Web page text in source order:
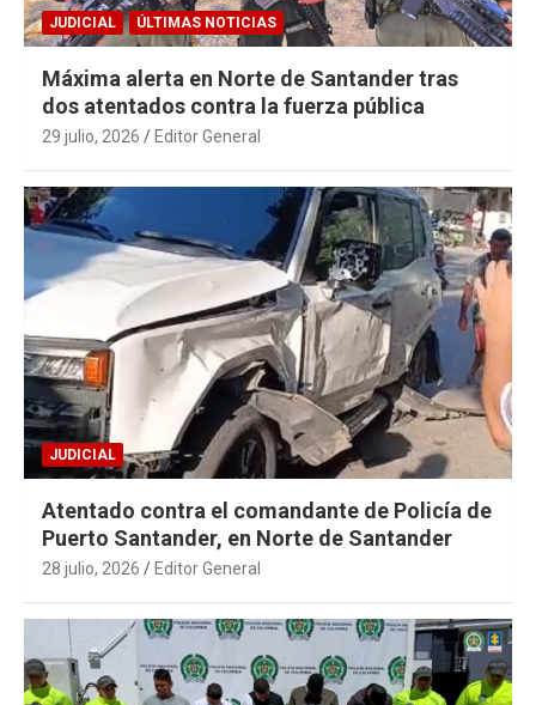
JUDICIAL ÚLTIMAS NOTICIAS
Máxima alerta en Norte de Santander tras
dos atentados contra la fuerza pública
29 julio, 2026 Editor General
JUDICIAL
Atentado contra el comandante de Policía de
Puerto Santander, en Norte de Santander
28 julio, 2026 Editor General